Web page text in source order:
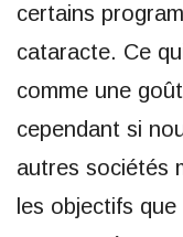
certains
cataracte. Ce
comme une
cependant si
autres sociétés
les objectifs